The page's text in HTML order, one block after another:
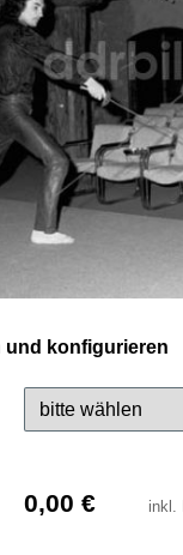
und konfigurieren
0,00 € inkl.